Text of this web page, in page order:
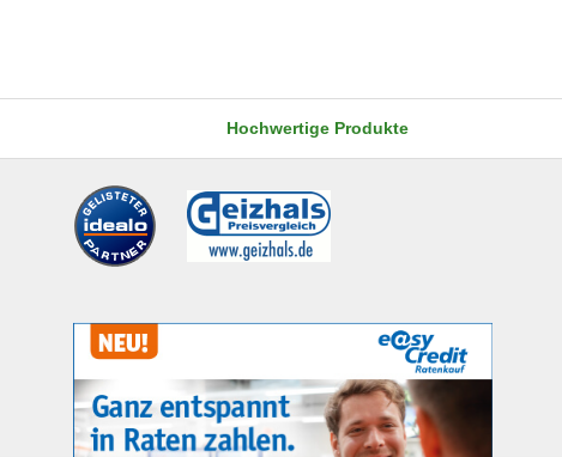
Hochwertige Produkte